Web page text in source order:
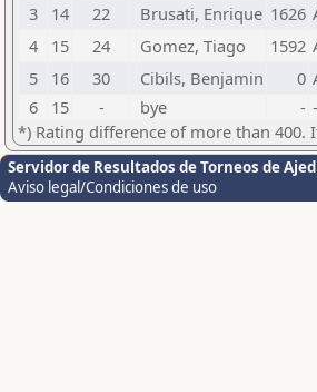
3
14 22 Brusati, Enrique 1626
4
15 24 Gomez, Tiago 1592
5
16 30 Cibils, Benjamin 0
6
15 - bye - -
*) Rating difference of more than 400.
Servidor de Resultados de Torneos de
Aviso legal/Condiciones de uso